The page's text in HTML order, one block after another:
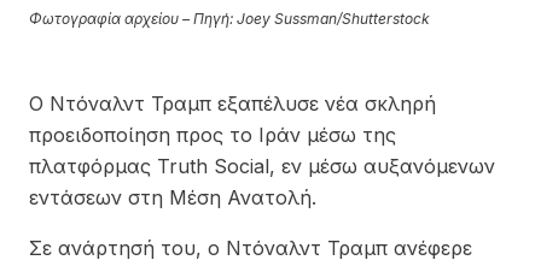
Φωτογραφία αρχείου – Πηγή: Joey Sussman/Shutterstock
Ο Ντόναλντ Τραμπ εξαπέλυσε νέα σκληρή
προειδοποίηση προς το Ιράν μέσω της
πλατφόρμας Truth Social, εν μέσω αυξανόμενων
εντάσεων στη Μέση Ανατολή.
Σε ανάρτησή του, ο Ντόναλντ Τραμπ ανέφερε